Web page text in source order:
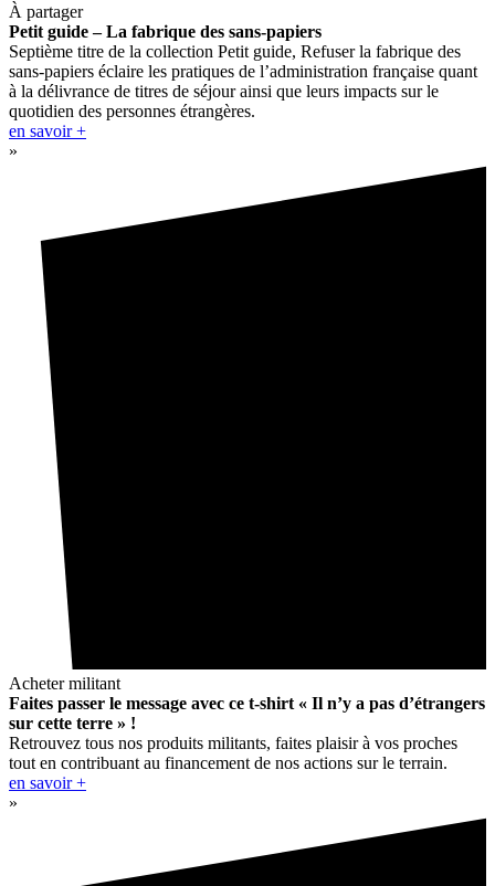
À partager
Petit guide – La fabrique des sans-papiers
Septième titre de la collection Petit guide, Refuser la fabrique des
sans-papiers éclaire les pratiques de l’administration française quant
à la délivrance de titres de séjour ainsi que leurs impacts sur le
quotidien des personnes étrangères.
en savoir +
»
Acheter militant
Faites passer le message avec ce t-shirt « Il n’y a pas d’étrangers
sur cette terre » !
Retrouvez tous nos produits militants, faites plaisir à vos proches
tout en contribuant au financement de nos actions sur le terrain.
en savoir +
»